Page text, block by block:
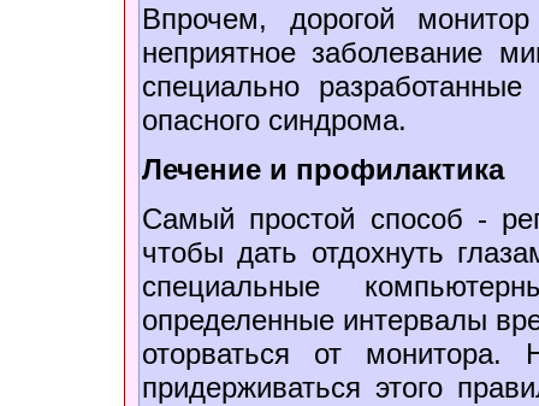
Впрочем, дорогой
неприятное заболевание
специально
опасного синдрома.
Лечение и профилактика
Самый простой способ -
чтобы дать отдохнуть
специальные
определенные интервалы
оторваться от
придерживаться этого